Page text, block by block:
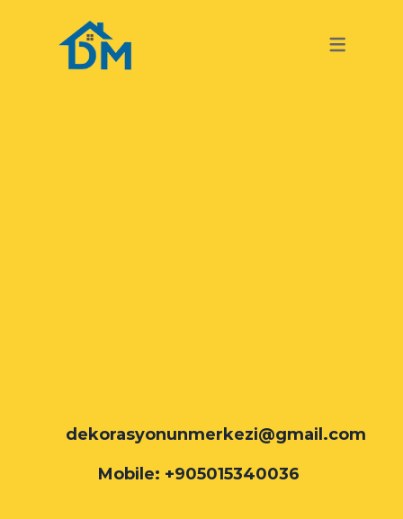
TURKISH
dekorasyonunmerkezi@gmail.com
Mobile: +905015340036